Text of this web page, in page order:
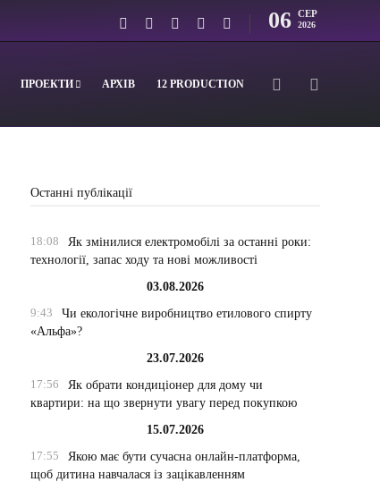
06 СЕР
2026
ПРОЕКТИ АРХІВ 12 PRODUCTION
Останні публікації
18:08
Як змінилися електромобілі за останні роки:
технології, запас ходу та нові можливості
03.08.2026
9:43
Чи екологічне виробництво етилового спирту
«Альфа»?
23.07.2026
17:56
Як обрати кондиціонер для дому чи
квартири: на що звернути увагу перед покупкою
15.07.2026
17:55
Якою має бути сучасна онлайн-платформа,
щоб дитина навчалася із зацікавленням